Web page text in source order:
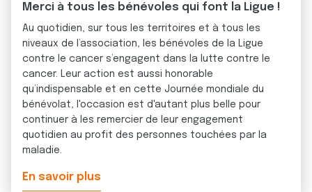
Merci à tous les bénévoles qui font la Ligue !
Au quotidien, sur tous les territoires et à tous les
niveaux de l’association, les bénévoles de la Ligue
contre le cancer s’engagent dans la lutte contre le
cancer. Leur action est aussi honorable
qu’indispensable et en cette Journée mondiale du
bénévolat, l'occasion est d'autant plus belle pour
continuer à les remercier de leur engagement
quotidien au profit des personnes touchées par la
maladie.
En savoir plus